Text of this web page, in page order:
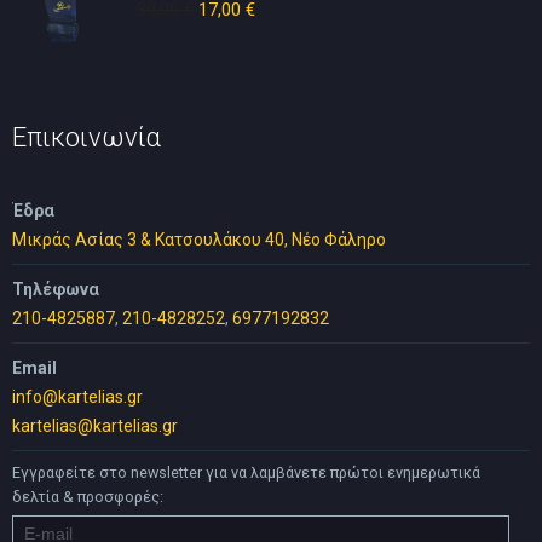
Original
17,00 €Η
Επικοινωνία
Έδρα
Μικράς Ασίας 3 & Κατσουλάκου 40, Νέο Φάληρο
Τηλέφωνα
210-4825887, 210-4828252, 6977192832
Email
info@kartelias.gr
kartelias@kartelias.gr
Εγγραφείτε στο newsletter για να λαμβάνετε πρώτοι ενημερωτικά
δελτία & προσφορές: